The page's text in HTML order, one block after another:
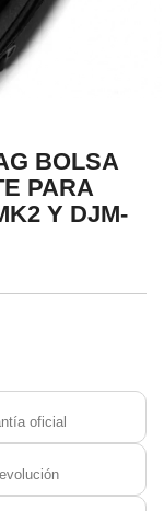
BOLSA
PARA
Y DJM-
oficial